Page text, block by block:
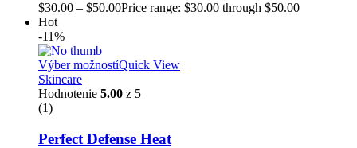
$30.00 – $50.00Price range: $30.00 through $50.00
Hot
-11%
Výber možnostíQuick View
Skincare
Hodnotenie 5.00 z 5
(1)
Perfect Defense Heat